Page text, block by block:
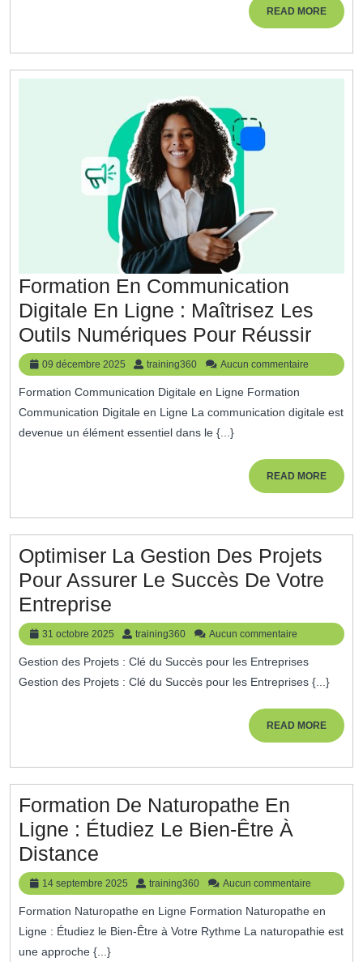
Pour
Dans
Les
READ MOREREAD
MORE
Formation En Communication
Digitale En Ligne : Maîtrisez Les
Outils Numériques Pour Réussir
En
Ligne
:
Outils
09 décembre 2025
09
décembre
2025
training360 training360
Aucun commentaire
Formation Communication Digitale en Ligne Formation
Communication Digitale en Ligne La communication digitale est
devenue un élément essentiel dans le {...}
READ MOREREAD
MORE
Optimiser La Gestion Des Projets
Pour Assurer Le Succès De Votre
Entreprise
La
Gestion
Des
Le
Succès
De
Entreprise
31 octobre 2025
31
octobre
2025
training360 training360
Aucun commentaire
Gestion des Projets : Clé du Succès pour les Entreprises
Gestion des Projets : Clé du Succès pour les Entreprises {...}
READ MOREREAD
MORE
Formation De Naturopathe En
Ligne : Étudiez Le Bien-Être À
Distance
De
Naturopathe
En
Ligne
14 septembre 2025
14
septembre
2025
training360 training360
Aucun commentaire
Formation Naturopathe en Ligne Formation Naturopathe en
Ligne : Étudiez le Bien-Être à Votre Rythme La naturopathie est
une approche {...}